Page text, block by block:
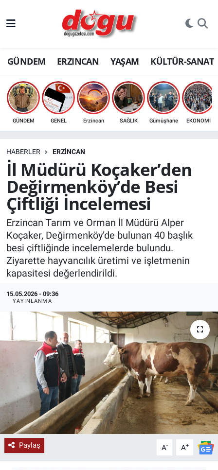
GÜNDEM ERZINCAN YAŞAM KÜLTÜR-SANAT
GÜNDEM GENEL Erzincan SAĞLIK Gümüşhane EKONOMİ
HABERLER ERZINCAN
İl Müdürü Koçaker’den
Değirmenköy’de Besi
Çiftliği İncelemesi
Erzincan Tarım ve Orman İl Müdürü Alper
Koçaker, Değirmenköy’de bulunan 40 başlık
besi çiftliğinde incelemelerde bulundu.
Ziyarette hayvancılık üretimi ve işletmenin
kapasitesi değerlendirildi.
15.05.2026 - 09:36
YAYINLANMA
Paylaş A- A+
ERZINCAN
GÜNDEM
ERZİNCAN FOTOĞRAFLARI
SAĞLIK
EKONOMİ
Bilim, teknoloji
GENEL
KÜLTÜR-SANAT
Yerel Haber
SPOR
YAŞAM
RESMİ İLAN